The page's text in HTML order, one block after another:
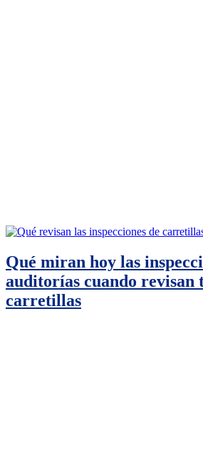
Qué miran hoy las
auditorías cuando revisan
carretillas